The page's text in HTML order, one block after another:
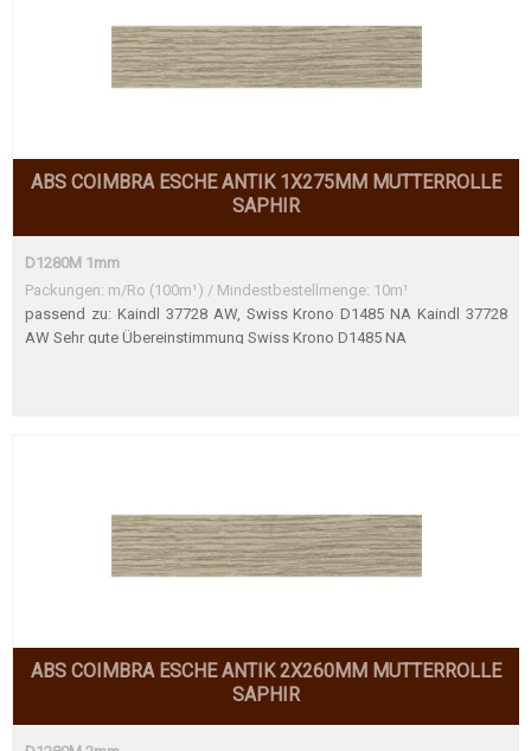
ABS COIMBRA ESCHE ANTIK 1X275MM MUTTERROLLE
SAPHIR
D1280M 1mm
Packungen: m/Ro (100m¹) / Mindestbestellmenge: 10m¹
passend zu: Kaindl 37728 AW, Swiss Krono D1485 NA Kaindl 37728
AW Sehr gute Übereinstimmung Swiss Krono D1485 NA
ABS COIMBRA ESCHE ANTIK 2X260MM MUTTERROLLE
SAPHIR